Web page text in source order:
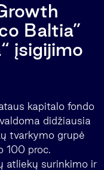
Baltia”
įsigijimo
kapitalo fondo
didžiausia
tvarkymo grupė
100 proc.
atliekų surinkimo ir